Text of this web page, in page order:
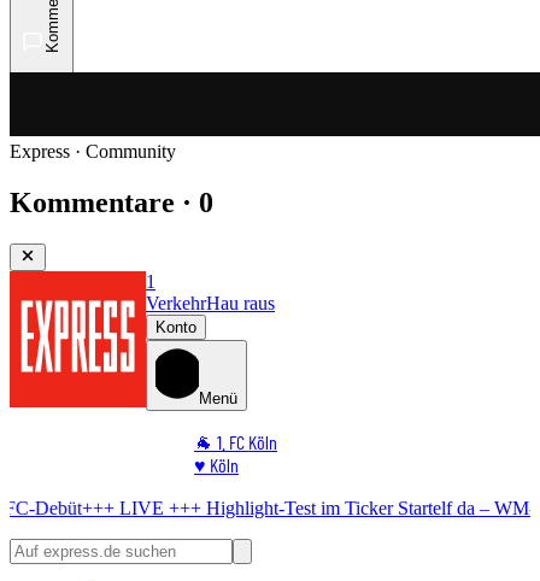
Express · Community
Kommentare · 0
1
VerkehrHau raus
Konto
Menü
🐐 1. FC Köln
♥️ Köln
🏆 Sport
+++Highlight-Test im TickerStartelf da – WM-Star gibt FC-